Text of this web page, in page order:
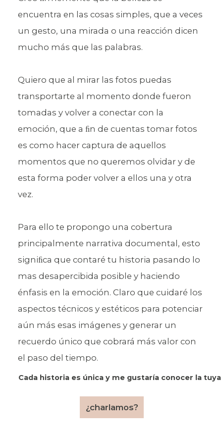
encuentra en las cosas simples, que a veces
un gesto, una mirada o una reacción dicen
mucho más que las palabras.
Quiero que al mirar las fotos puedas
transportarte al momento donde fueron
tomadas y volver a conectar con la
emoción, que a ﬁn de cuentas tomar fotos
es como hacer captura de aquellos
momentos que no queremos olvidar y de
esta forma poder volver a ellos una y otra
vez.
Para ello te propongo una cobertura
principalmente narrativa documental, esto
signiﬁca que contaré tu historia pasando lo
mas desapercibida posible y haciendo
énfasis en la emoción. Claro que cuidaré los
aspectos técnicos y estéticos para potenciar
aún más esas imágenes y generar un
recuerdo único que cobrará más valor con
el paso del tiempo.
Cada historia es única y me gustaría conocer la tuya
¿charlamos?